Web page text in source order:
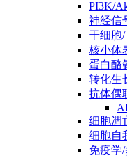
PI3K/
神经信
干细胞/
核小体
蛋白酪
转化生
抗体偶
细胞凋
细胞自
免疫学/